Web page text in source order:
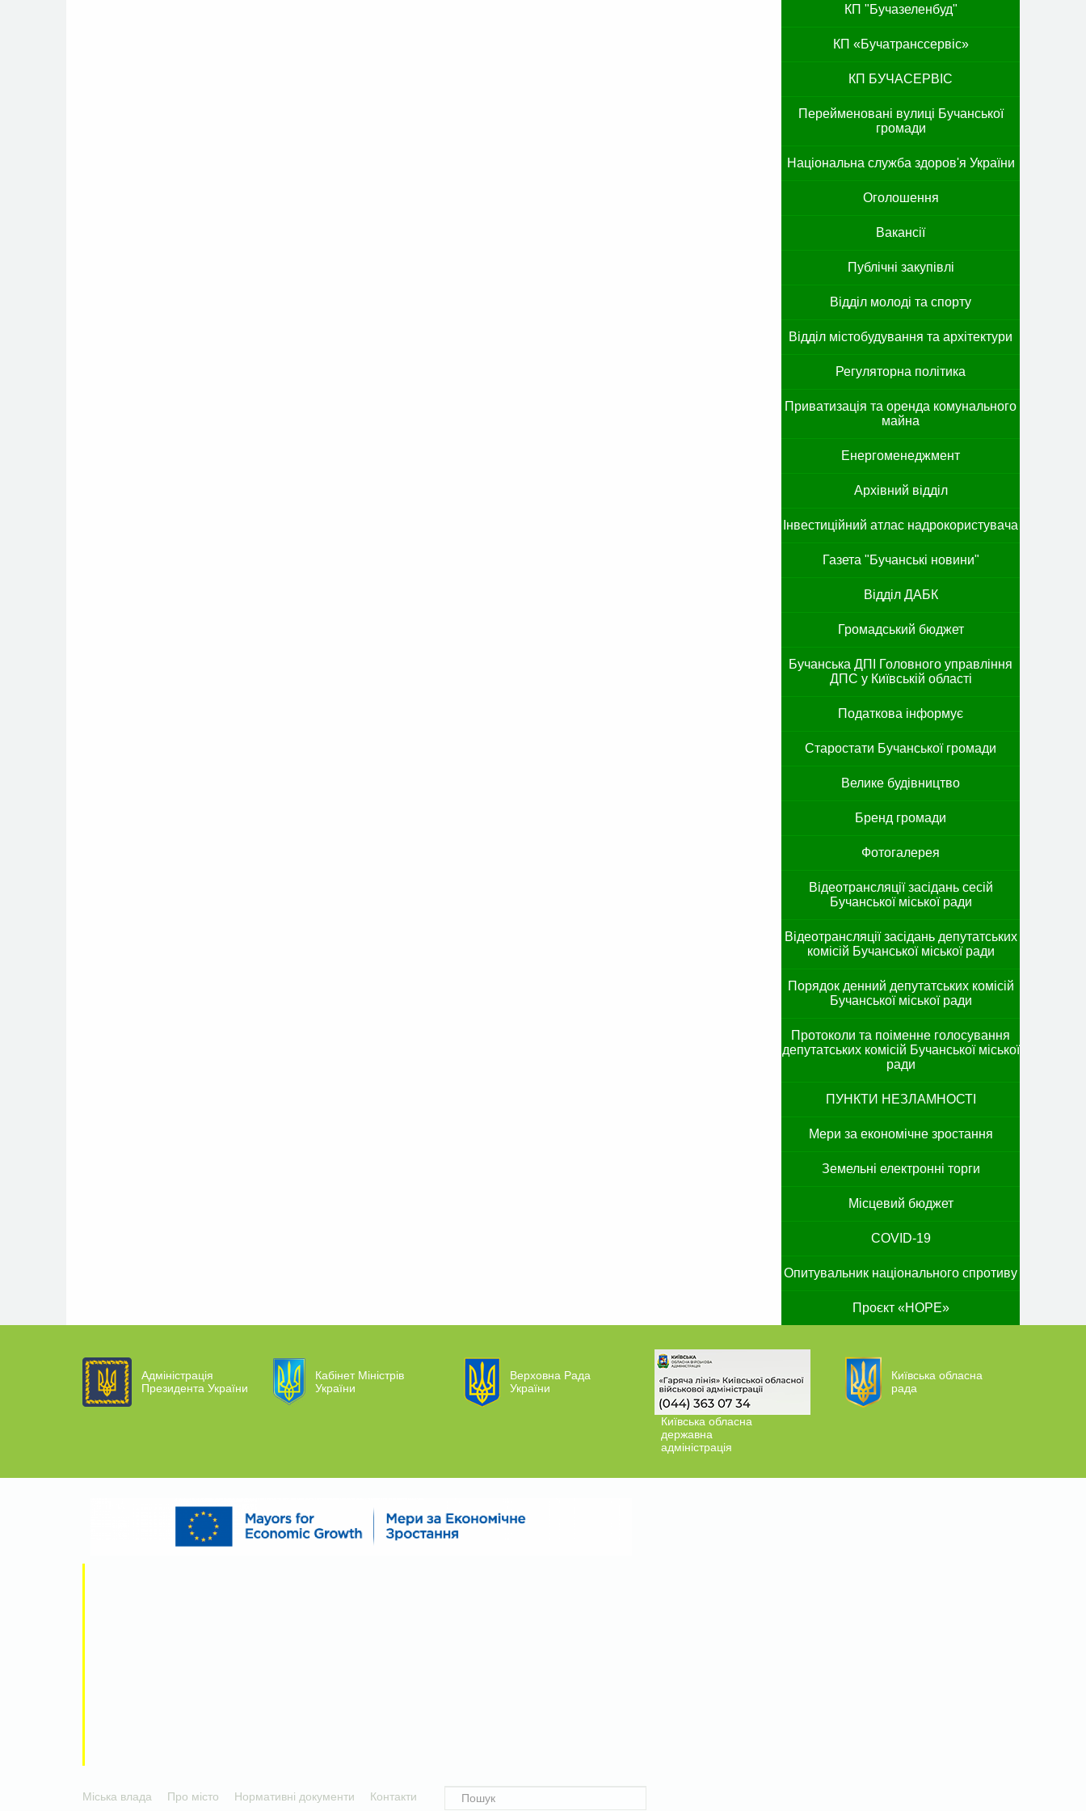
КП "Бучазеленбуд"
КП «Бучатранссервіс»
КП БУЧАСЕРВІС
Перейменовані вулиці Бучанської
громади
Національна служба здоров'я України
Оголошення
Вакансії
Публічні закупівлі
Відділ молоді та спорту
Відділ містобудування та архітектури
Регуляторна політика
Приватизація та оренда комунального
майна
Енергоменеджмент
Архівний відділ
Інвестиційний атлас надрокористувача
Газета "Бучанські новини"
Відділ ДАБК
Громадський бюджет
Бучанська ДПІ Головного управління
ДПС у Київській області
Податкова інформує
Старостати Бучанської громади
Велике будівництво
Бренд громади
Фотогалерея
Відеотрансляції засідань сесій
Бучанської міської ради
Відеотрансляції засідань депутатських
комісій Бучанської міської ради
Порядок денний депутатських комісій
Бучанської міської ради
Протоколи та поіменне голосування
депутатських комісій Бучанської міської
ради
ПУНКТИ НЕЗЛАМНОСТІ
Мери за економічне зростання
Земельні електронні торги
Місцевий бюджет
COVID-19
Опитувальник національного спротиву
Проєкт «HOPE»
Адміністрація
Президента України
Кабінет Міністрів
України
Верховна Рада
України
Київська обласна
державна
адміністрація
Київська обласна
рада
Міська влада Про місто Нормативні документи Контакти